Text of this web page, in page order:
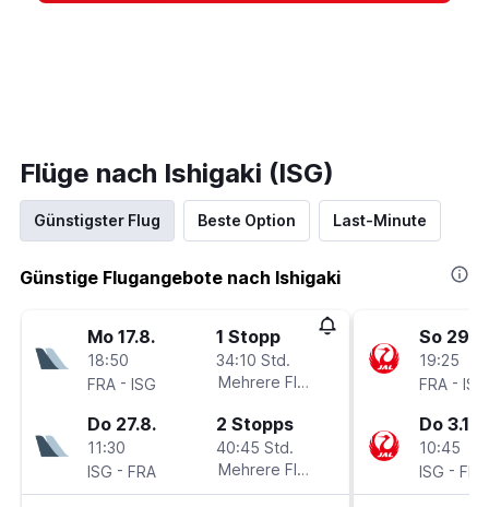
Flüge nach Ishigaki (ISG)
Günstigster Flug Beste Option Last-Minute
Günstige Flugangebote nach Ishigaki
Mo 17.8.
18:50
FRA - ISG
1 Stopp
34:10 Std.
Mehrere Fluglinien
Do 27.8.
11:30
ISG - FRA
2 Stopps
40:45 Std.
Mehrere Fluglinien
So
19:25
FRA - ISG
Do 3.12.
10:45
ISG - FRA